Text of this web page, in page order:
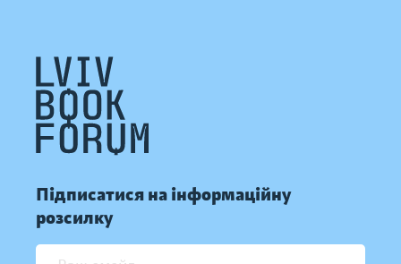
Підписатися на інформаційну
розсилку